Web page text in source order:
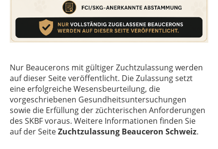
Nur Beaucerons mit gültiger Zuchtzulassung werden
auf dieser Seite veröffentlicht. Die Zulassung setzt
eine erfolgreiche Wesensbeurteilung, die
vorgeschriebenen Gesundheitsuntersuchungen
sowie die Erfüllung der züchterischen Anforderungen
des SKBF voraus. Weitere Informationen finden Sie
auf der SeiteZuchtzulassung Beauceron Schweiz.